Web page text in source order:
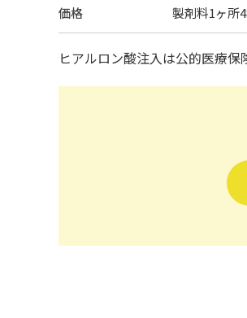
価格 製剤料1ヶ所
ヒアルロン酸注入は公的医療保